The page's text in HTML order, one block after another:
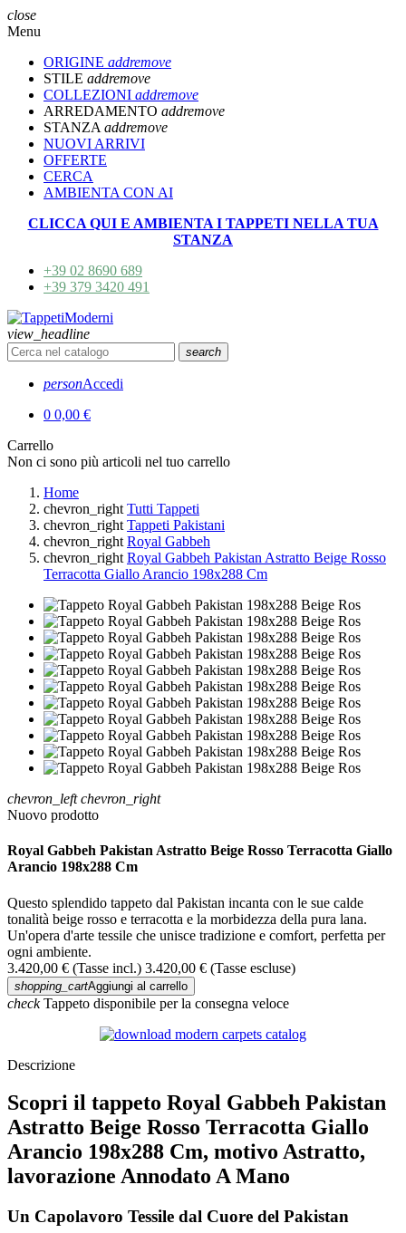
close
Menu
ORIGINE addremove
STILE addremove
COLLEZIONI addremove
ARREDAMENTO addremove
STANZA addremove
NUOVI ARRIVI
OFFERTE
CERCA
AMBIENTA CON AI
CLICCA QUI E AMBIENTA I TAPPETI NELLA TUA
STANZA
+39 02 8690 689
+39 379 3420 491
view_headline
search
personAccedi
0 0,00 €
Carrello
Non ci sono più articoli nel tuo carrello
Home
chevron_right Tutti Tappeti
chevron_right Tappeti Pakistani
chevron_right Royal Gabbeh
chevron_right Royal Gabbeh Pakistan Astratto Beige Rosso
Terracotta Giallo Arancio 198x288 Cm
chevron_left chevron_right
Nuovo prodotto
Royal Gabbeh Pakistan Astratto Beige Rosso Terracotta Giallo
Arancio 198x288 Cm
Questo splendido tappeto dal Pakistan incanta con le sue calde
tonalità beige rosso e terracotta e la morbidezza della pura lana.
Un'opera d'arte tessile che unisce tradizione e comfort, perfetta per
ogni ambiente.
3.420,00 € (Tasse incl.) 3.420,00 € (Tasse escluse)
shopping_cartAggiungi al carrello
checkTappeto disponibile per la consegna veloce
Descrizione
Scopri il tappeto Royal Gabbeh Pakistan
Astratto Beige Rosso Terracotta Giallo
Arancio 198x288 Cm, motivo Astratto,
lavorazione Annodato A Mano
Un Capolavoro Tessile dal Cuore del Pakistan